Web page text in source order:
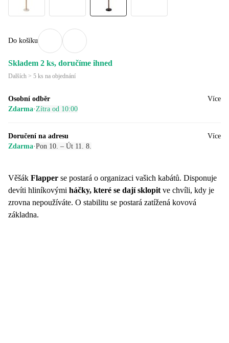
Do košíku
Skladem 2 ks, doručíme ihned
Dalších > 5 ks na objednání
Osobní odběr
Zdarma· Zítra od 10:00
Více
Doručení na adresu
Zdarma·Pon 10. – Út 11. 8.
Více
Věšák Flapper se postará o organizaci vašich kabátů. Disponuje
devíti hliníkovými háčky, které se dají sklopit ve chvíli, kdy je
zrovna nepoužíváte. O stabilitu se postará zatížená kovová
základna.